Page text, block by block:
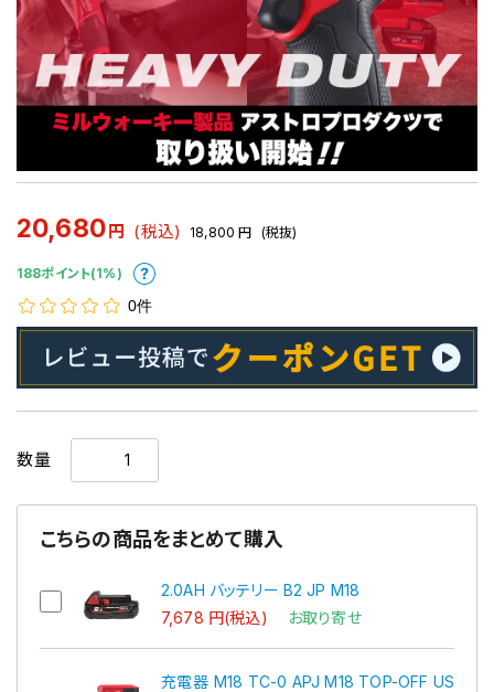
20,680 円 (税込) 18,800 円 (税抜)
188ポイント(1%)
0件
数量
こちらの商品をまとめて購入
2.0AH バッテリー B2 JP M18
7,678 円(税込)
お取り寄せ
充電器 M18 TC-0 APJ M18 TOP-OFF US